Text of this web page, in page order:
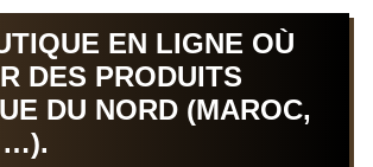
EN LIGNE OÙ
DES PRODUITS
DU NORD (MAROC,
…).